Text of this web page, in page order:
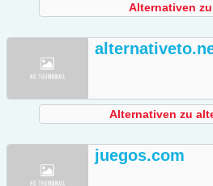
Alternativen
Alternativen zu
juegos.com